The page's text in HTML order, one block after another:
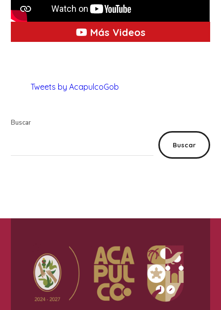
Más Videos
Tweets by AcapulcoGob
Buscar
Buscar